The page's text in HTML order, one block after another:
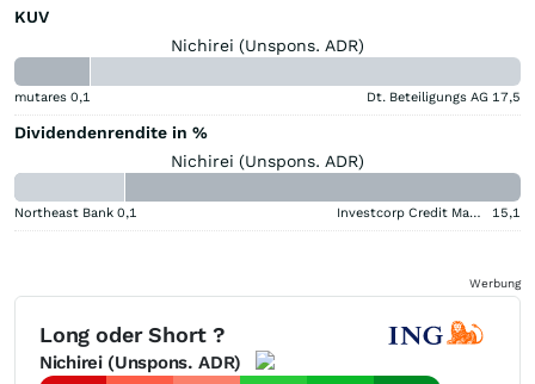
KUV
Nichirei (Unspons. ADR)
mutares 0,1 Dt. Beteiligungs AG 17,5
Dividendenrendite in %
Nichirei (Unspons. ADR)
Northeast Bank 0,1 Investcorp Credit Management BDC 15,1
Werbung
Long oder Short ?
Nichirei (Unspons. ADR)